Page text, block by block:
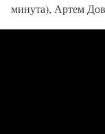
минута), Артем